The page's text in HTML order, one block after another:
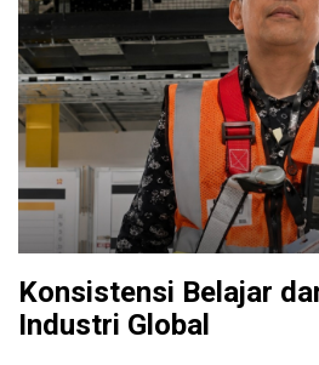
Konsistensi Belajar
Industri Global